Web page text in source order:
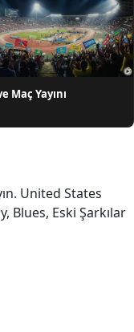
Maç Yayını
United States
Blues, Eski Şarkılar